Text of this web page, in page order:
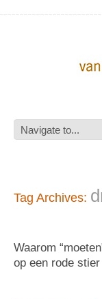
Tag Archives:
Waarom
op een rode